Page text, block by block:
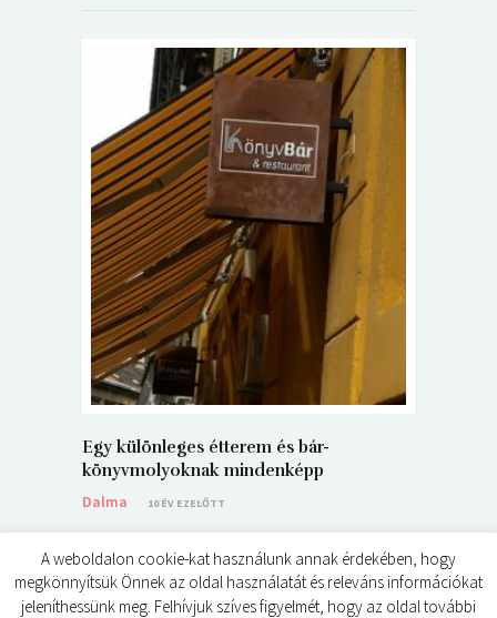
Egy különleges étterem és bár-
könyvmolyoknak mindenképp
Dalma
10 ÉV EZELŐTT
A weboldalon cookie-kat használunk annak érdekében, hogy
megkönnyítsük Önnek az oldal használatát és releváns információkat
jeleníthessünk meg. Felhívjuk szíves figyelmét, hogy az oldal további